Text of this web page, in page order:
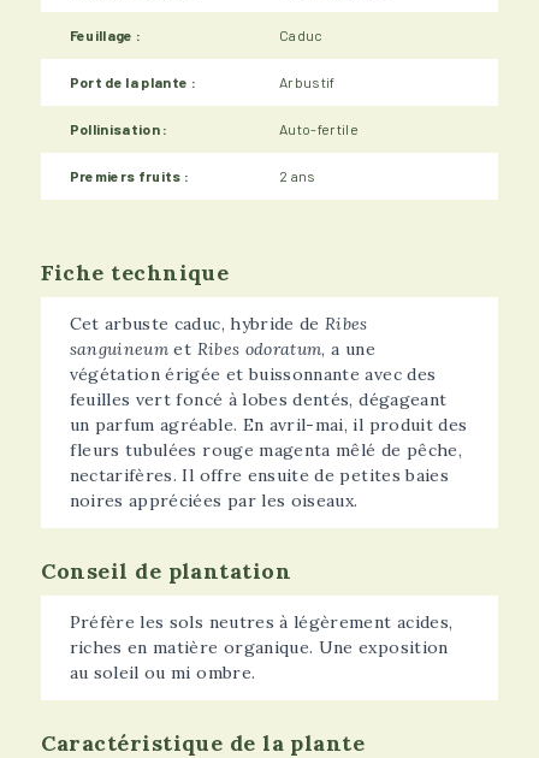
Feuillage : Caduc
Port de la plante : Arbustif
Pollinisation : Auto-fertile
Premiers fruits : 2 ans
Fiche technique
Cet arbuste caduc, hybride deRibes
sanguineum et Ribes odoratum, a une
végétation érigée et buissonnante avec des
feuilles vert foncé à lobes dentés, dégageant
un parfum agréable. En avril-mai, il produit des
fleurs tubulées rouge magenta mêlé de pêche,
nectarifères. Il offre ensuite de petites baies
noires appréciées par les oiseaux.
Conseil de plantation
Préfère les sols neutres à légèrement acides,
riches en matière organique. Une exposition
au soleil ou mi ombre.
Caractéristique de la plante